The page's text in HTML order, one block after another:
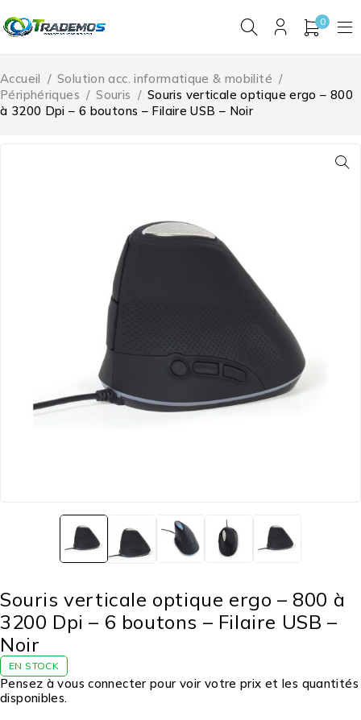
0
Accueil / Solution acc. informatique & mobilité /
Périphériques / Souris / Souris verticale optique ergo – 800
à 3200 Dpi – 6 boutons – Filaire USB – Noir
Souris verticale optique ergo – 800 à
3200 Dpi – 6 boutons – Filaire USB –
Noir
EN STOCK
Pensez à vous connecter pour voir votre prix et les quantités
disponibles.